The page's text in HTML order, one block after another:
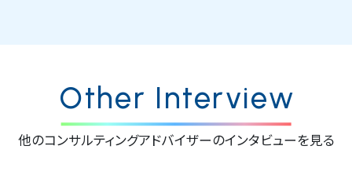
Other Interview
他のコンサルティングアドバイザーのインタビューを見る